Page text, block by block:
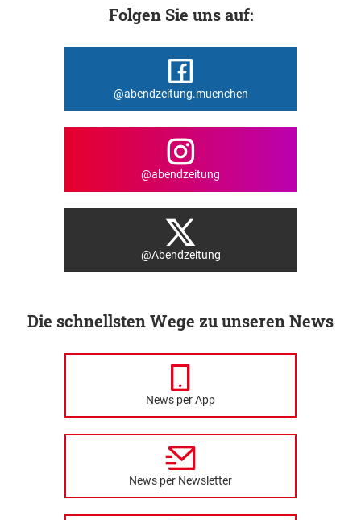
Folgen Sie uns auf:
@abendzeitung.muenchen
@abendzeitung
@Abendzeitung
Die schnellsten Wege zu unseren News
News per App
News per Newsletter